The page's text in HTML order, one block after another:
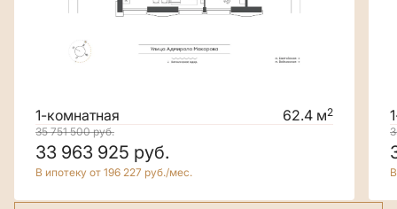
1-комнатная 62.4 м2
35 751 500руб.
33 963 925 руб.
В ипотеку от 196 227 руб./мес.